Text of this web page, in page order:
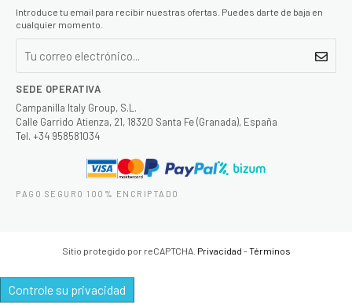
Introduce tu email para recibir nuestras ofertas. Puedes darte de baja en
cualquier momento.
SEDE OPERATIVA
Campanilla Italy Group, S.L.
Calle Garrido Atienza, 21, 18320 Santa Fe (Granada), España
Tel. +34 958581034
PAGO SEGURO 100% ENCRIPTADO
Sitio protegido por reCAPTCHA. Privacidad -Términos
Controle su privacidad